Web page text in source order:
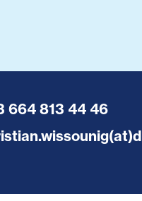
664 813 44 46